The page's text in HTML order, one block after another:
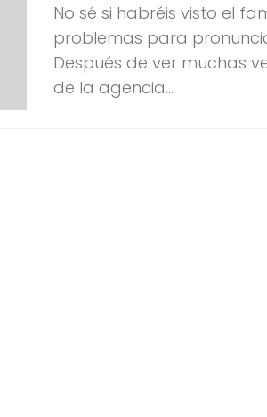
No sé si habréis visto el
problemas para
Después de ver muchas
de la agencia...